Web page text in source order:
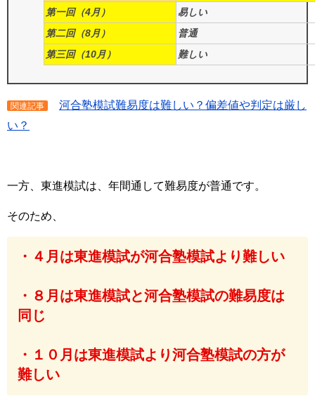
第一回（4月）
易しい
第二回（8月）
普通
第三回（10月）
難しい
関連記事
河合塾模試難易度は難しい？偏差値や判定は厳し
い？
一方、東進模試は、年間通して難易度が普通です。
そのため、
・４月は東進模試が河合塾模試より難しい
・８月は東進模試と河合塾模試の難易度は
同じ
・１０月は東進模試より河合塾模試の方が
難しい